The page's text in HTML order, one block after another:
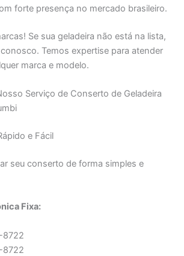
forte presença no mercado brasileiro.
Se sua geladeira não está na lista,
Temos expertise para atender
marca e modelo.
Serviço de Conserto de Geladeira
e Fácil
seu conserto de forma simples e
Fixa:
8722
8722